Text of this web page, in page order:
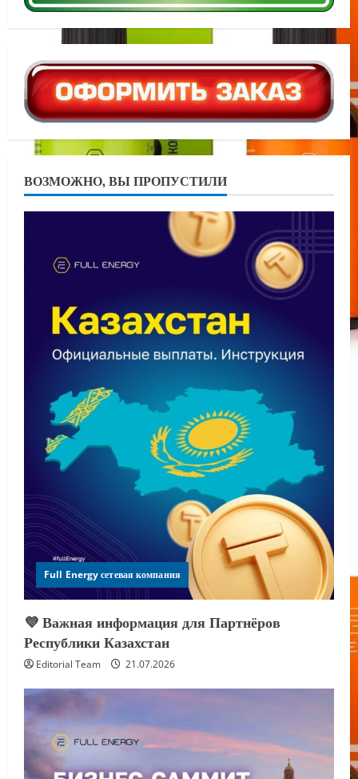
ВОЗМОЖНО, ВЫ ПРОПУСТИЛИ
Full Energy сетевая компания
💜 Важная информация для Партнёров
Республики Казахстан
Editorial Team 21.07.2026